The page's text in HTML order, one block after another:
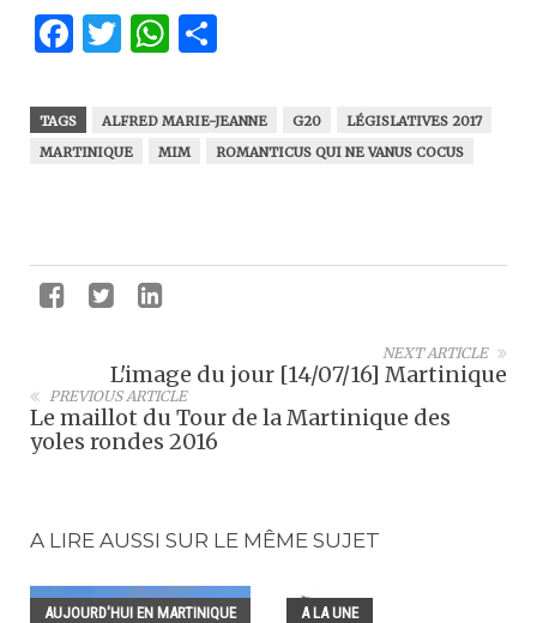
Facebook
Twitter
WhatsApp
TAGS ALFRED MARIE-JEANNE G20
LÉGISLATIVES 2017
MARTINIQUE
MIM ROMANTICUS QUI NE VANUS COCUS
NEXT ARTICLE
L'image du jour [14/07/16] Martinique
PREVIOUS ARTICLE
Le maillot du Tour de la Martinique des
yoles rondes 2016
A LIRE AUSSI SUR LE MÊME SUJET
AUJOURD'HUI EN MARTINIQUE A LA UNE